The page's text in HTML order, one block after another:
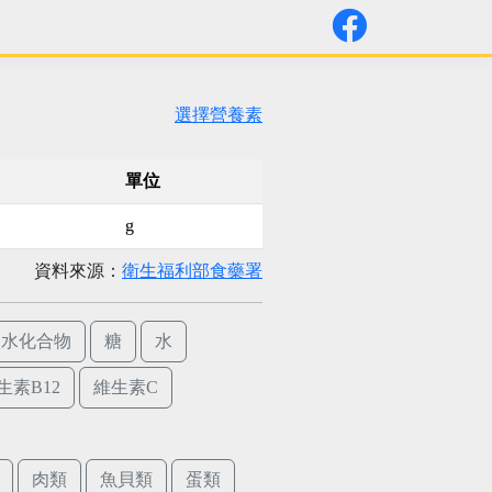
選擇營養素
單位
g
資料來源： 衛生福利部食藥署
化合物 糖 水
素B12 維生素C
肉類 魚貝類 蛋類